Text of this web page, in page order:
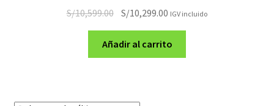
S/10,599.00 El
precio
original
era:
S/10,299.00 El
precio
actual
es:
IGV incluido
Añadir al carrito